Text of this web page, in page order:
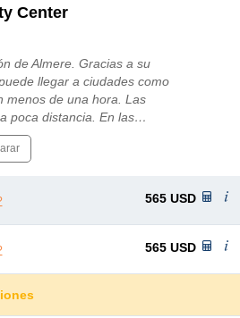
Center
de Almere. Gracias a su
llegar a ciudades como
menos de una hora. Las
poca distancia. En las…
565 USD
565 USD